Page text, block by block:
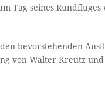
Tag seines
bevorstehenden
von Walter Kreutz